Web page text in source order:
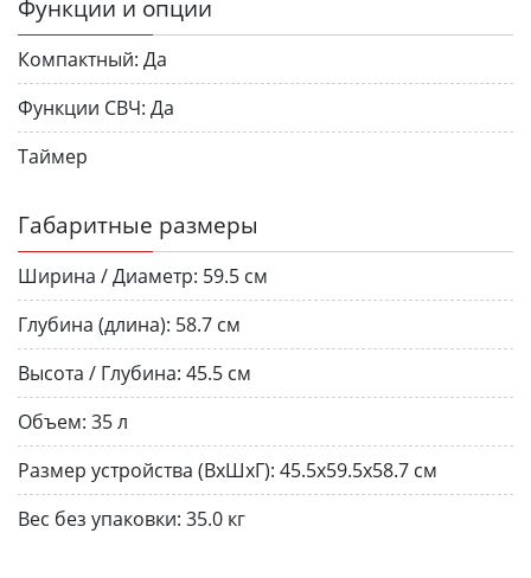
Функции и опции
Компактный: Да
Функции СВЧ: Да
Таймер
Габаритные размеры
Ширина / Диаметр: 59.5 см
Глубина (длина): 58.7 см
Высота / Глубина: 45.5 см
Объем: 35 л
Размер устройства (ВхШхГ): 45.5х59.5х58.7 см
Вес без упаковки: 35.0 кг